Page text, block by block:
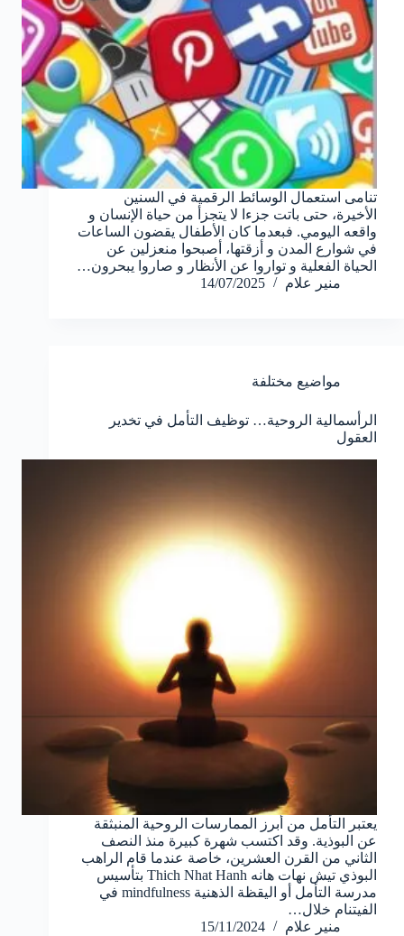
تنامى استعمال الوسائط الرقمية في السنين
الأخيرة، حتى باتت جزءا لا يتجزأ من حياة الإنسان و
واقعه اليومي. فبعدما كان الأطفال يقضون الساعات
في شوارع المدن و أزقتها، أصبحوا منعزلين عن
الحياة الفعلية و تواروا عن الأنظار و صاروا يبحرون…
منير علام
14/07/2025
مواضيع مختلفة
الرأسمالية الروحية… توظيف التأمل في تخدير
العقول
يعتبر التأمل من أبرز الممارسات الروحية المنبثقة
عن البوذية. وقد اكتسب شهرة كبيرة منذ النصف
الثاني من القرن العشرين، خاصة عندما قام الراهب
البوذي تيش نهات هانه Thich Nhat Hanh بتأسيس
مدرسة التأمل أو اليقظة الذهنية mindfulness في
الفيتنام خلال…
منير علام
15/11/2024